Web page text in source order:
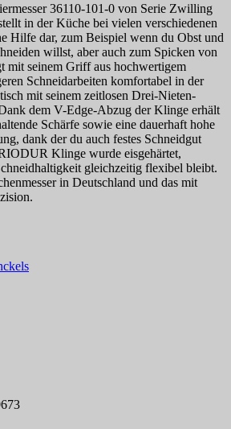
36110-101-0 von Serie Zwilling
in der Küche bei vielen verschiedenen
Hilfe dar, zum Beispiel wenn du Obst und
willst, aber auch zum Spicken von
mit seinem Griff aus hochwertigem
Schneidarbeiten komfortabel in der
mit seinem zeitlosen Drei-Nieten-
dem V-Edge-Abzug der Klinge erhält
Schärfe sowie eine dauerhaft hohe
dank der du auch festes Schneidgut
Klinge wurde eisgehärtet,
gleichzeitig flexibel bleibt.
in Deutschland und das mit